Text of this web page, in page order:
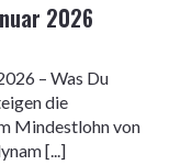
2026
– Was Du
die
Mindestlohn von
[...]